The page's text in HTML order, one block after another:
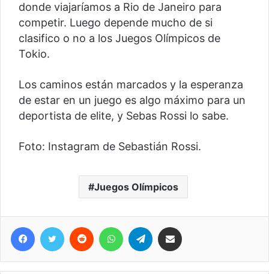
donde viajaríamos a Rio de Janeiro para
competir. Luego depende mucho de si
clasifico o no a los Juegos Olímpicos de
Tokio.
Los caminos están marcados y la esperanza
de estar en un juego es algo máximo para un
deportista de elite, y Sebas Rossi lo sabe.
Foto: Instagram de Sebastián Rossi.
Juegos Olímpicos
Facebook
Twitter Reddit WhatsAppTelegram